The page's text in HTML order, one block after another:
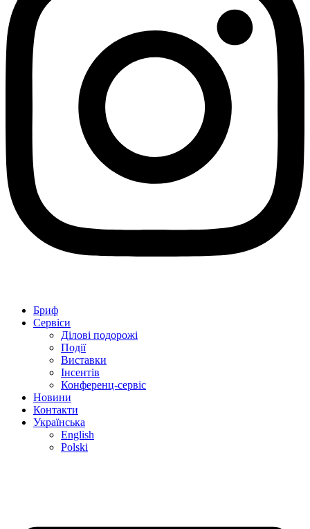
Бриф
Сервіси
Ділові подорожі
Події
Виставки
Інсентів
Конференц-сервіс
Новини
Контакти
Українська
English
Polski